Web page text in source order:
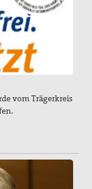
vom Trägerkreis